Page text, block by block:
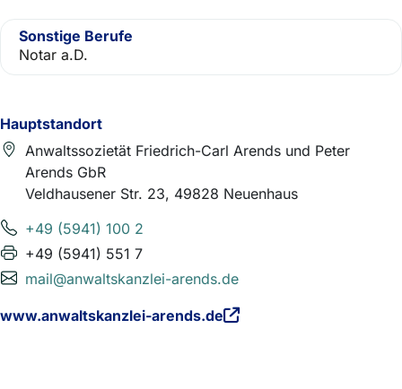
Hauptstandort
Anwaltssozietät Friedrich-Carl Arends und Peter
Arends GbR
Veldhausener Str. 23, 49828 Neuenhaus
+49 (5941) 100 2
+49 (5941) 551 7
mail@anwaltskanzlei-arends.de
www.anwaltskanzlei-arends.de
Sonstige Berufe
Notar a.D.